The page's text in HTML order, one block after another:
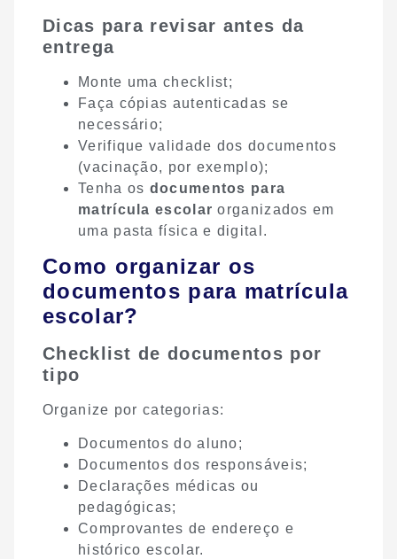
Dicas para revisar antes da
entrega
Monte uma checklist;
Faça cópias autenticadas se
necessário;
Verifique validade dos documentos
(vacinação, por exemplo);
Tenha os documentos para
matrícula escolar organizados em
uma pasta física e digital.
Como organizar os
documentos para matrícula
escolar?
Checklist de documentos por
tipo
Organize por categorias:
Documentos do aluno;
Documentos dos responsáveis;
Declarações médicas ou
pedagógicas;
Comprovantes de endereço e
histórico escolar.